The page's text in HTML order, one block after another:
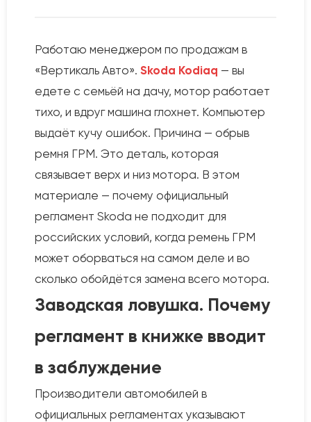
Работаю менеджером по продажам в
«Вертикаль Авто». Skoda Kodiaq — вы
едете с семьёй на дачу, мотор работает
тихо, и вдруг машина глохнет. Компьютер
выдаёт кучу ошибок. Причина — обрыв
ремня ГРМ. Это деталь, которая
связывает верх и низ мотора. В этом
материале — почему официальный
регламент Skoda не подходит для
российских условий, когда ремень ГРМ
может оборваться на самом деле и во
сколько обойдётся замена всего мотора.
Заводская ловушка. Почему
регламент в книжке вводит
в заблуждение
Производители автомобилей в
официальных регламентах указывают